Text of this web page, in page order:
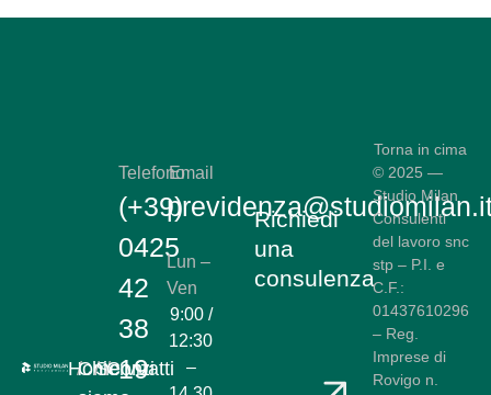
Home
/Chi
/Servizi
/Contatti
Telefono
(+39)
0425
42
38
19
Email
Lun –
Ven
9:00 /
12:30
–
Richiedi
una
consulenza
Torna in cima
© 2025 —
Studio Milan
Consulenti
del lavoro snc
stp – P.I. e
C.F.:
01437610296
– Reg.
Imprese di
Rovigo n.